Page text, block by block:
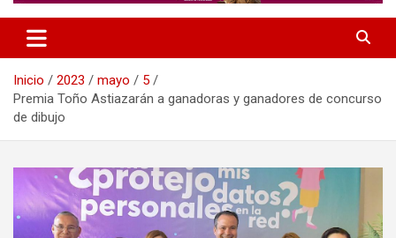
Inicio 2023 mayo
5
Premia Toño Astiazarán a ganadoras y ganadores de concurso
de dibujo